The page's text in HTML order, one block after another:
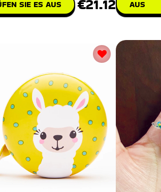
SIE ES AUS €21.12
AUS